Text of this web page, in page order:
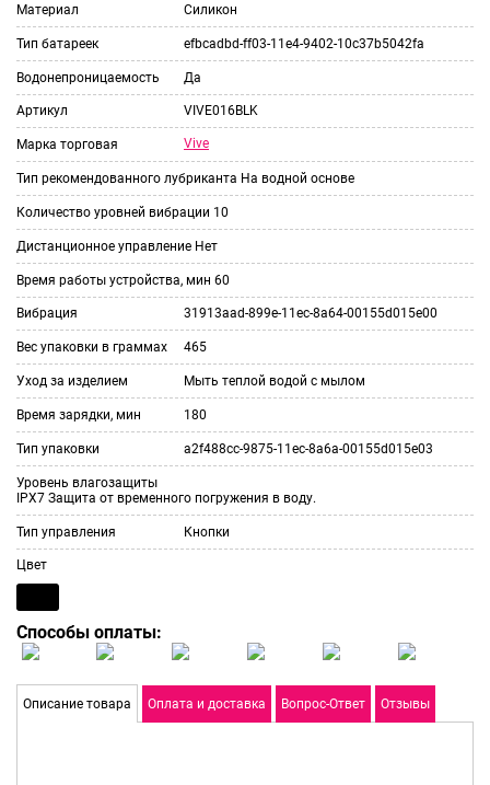
Материал Силикон
Тип батареек efbcadbd-ff03-11e4-9402-10c37b5042fa
Водонепроницаемость Да
Артикул VIVE016BLK
Марка торговая Vive
Тип рекомендованного лубриканта На водной основе
Количество уровней вибрации 10
Дистанционное управление Нет
Время работы устройства, мин 60
Вибрация 31913aad-899e-11ec-8a64-00155d015e00
Вес упаковки в граммах 465
Уход за изделием Мыть теплой водой с мылом
Время зарядки, мин 180
Тип упаковки a2f488cc-9875-11ec-8a6a-00155d015e03
Уровень влагозащиты
IPX7 Защита от временного погружения в воду.
Тип управления Кнопки
Цвет
Способы оплаты:
Описание товара Оплата и доставка Вопрос-Ответ Отзывы